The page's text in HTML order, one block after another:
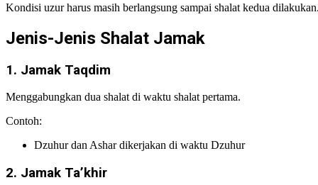
Kondisi uzur harus masih berlangsung sampai shalat kedua dilakukan.
Jenis-Jenis Shalat Jamak
1. Jamak Taqdim
Menggabungkan dua shalat di waktu shalat pertama.
Contoh:
Dzuhur dan Ashar dikerjakan di waktu Dzuhur
2. Jamak Ta’khir